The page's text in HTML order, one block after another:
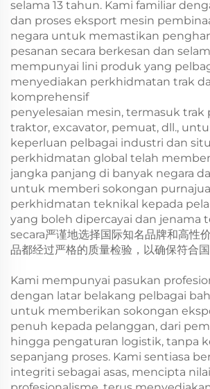
selama 13 tahun. Kami familiar
dan proses eksport mesin
negara untuk memastikan
pesanan secara berkesan dan
mempunyai lini produk yang
menyediakan perkhidmatan trak
komprehensif
penyelesaian mesin, termasuk
traktor, excavator, pemuat, dll.,
keperluan pelbagai industri dan
perkhidmatan global telah
jangka panjang di banyak negara
untuk memberi sokongan
perkhidmatan teknikal kepada
yang boleh dipercayai dan jenama
secara严谨地选择国际知名品牌和高性
品都经过严格的质量检验，以确保符合国
Kami mempunyai pasukan
dengan latar belakang pelbagai
untuk memberikan sokongan
penuh kepada pelanggan, dari
hingga pengaturan logistik, tanpa
sepanjang proses. Kami sentiasa
integriti sebagai asas, mencipta